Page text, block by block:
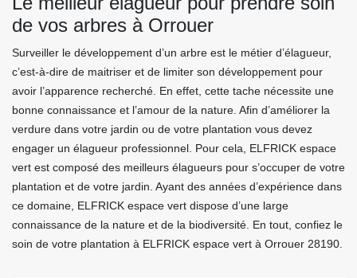
de vos arbres à Orrouer
Surveiller le développement d’un arbre est le métier d’élagueur,
c’est-à-dire de maitriser et de limiter son développement pour
avoir l’apparence recherché. En effet, cette tache nécessite une
bonne connaissance et l’amour de la nature. Afin d’améliorer la
verdure dans votre jardin ou de votre plantation vous devez
engager un élagueur professionnel. Pour cela, ELFRICK espace
vert est composé des meilleurs élagueurs pour s’occuper de votre
plantation et de votre jardin. Ayant des années d’expérience dans
ce domaine, ELFRICK espace vert dispose d’une large
connaissance de la nature et de la biodiversité. En tout, confiez le
soin de votre plantation à ELFRICK espace vert à Orrouer 28190.